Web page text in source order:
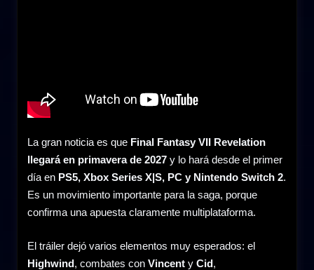
La gran noticia es que Final Fantasy VII Revelation
llegará en primavera de 2027 y lo hará desde el primer
día en PS5, Xbox Series X|S, PC y Nintendo Switch 2.
Es un movimiento importante para la saga, porque
confirma una apuesta claramente multiplataforma.
El tráiler dejó varios elementos muy esperados: el
Highwind, combates con Vincent y Cid,